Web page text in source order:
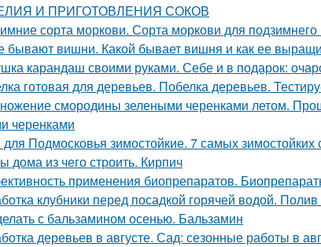
И ПРИГОТОВЛЕНИЯ СОКОВ
сорта моркови. Сорта моркови для подзимнего
бывают вишни. Какой бывает вишня и как ее
карандаш своими руками. Себе и в подарок:
готовая для деревьев. Побелка деревьев.
смородины зелеными черенками летом.
черенками
Подмосковья зимостойкие. 7 самых
дома из чего строить. Кирпич
применения биопрепаратов.
клубники перед посадкой горячей водой.
с бальзамином осенью. Бальзамин
деревьев в августе. Сад: сезонные работы в